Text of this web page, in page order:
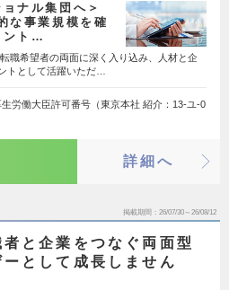
ナル集団へ＞
な事業規模を確
ント…
職希望者の両面に深く入り込み、人材と企
トとして活躍いただ…
働大臣許可番号（東京本社 紹介：13-ユ-0
詳細へ
掲載期間 26/07/30～26/08/12
者と企業をつなぐ両面型
として成長しません